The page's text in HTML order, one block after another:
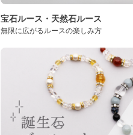
宝石ルース・天然石ルース
無限に広がるルースの楽しみ方